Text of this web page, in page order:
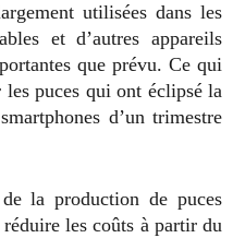
utilisées dans les
et d’autres appareils
que prévu. Ce qui
les puces qui ont éclipsé la
d’un trimestre
la production de puces
les coûts à partir du